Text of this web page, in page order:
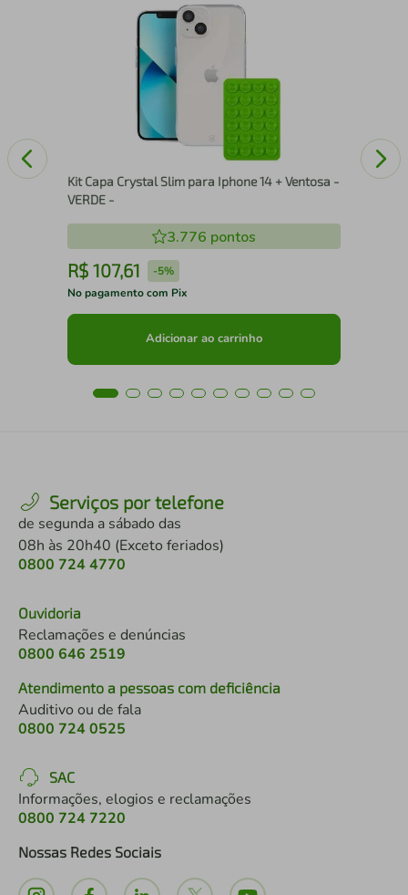
Kit Capa Crystal Slim para Iphone 14 + Ventosa -
VERDE -
3.776 pontos
R$ 107,61 -5%
No pagamento com Pix
Adicionar ao carrinho
Serviços por telefone
de segunda a sábado das
08h às 20h40 (Exceto feriados)
0800 724 4770
Ouvidoria
Reclamações e denúncias
0800 646 2519
Atendimento a pessoas com deficiência
Auditivo ou de fala
0800 724 0525
SAC
Informações, elogios e reclamações
0800 724 7220
Nossas Redes Sociais